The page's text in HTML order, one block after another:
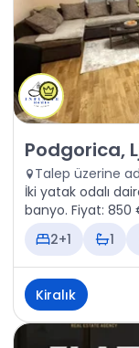
Kiralık - Daire
Podgorica,
Talep üzerine
İki yatak odalı
banyo. Fiyat: 850
2+1
1
Kiralık